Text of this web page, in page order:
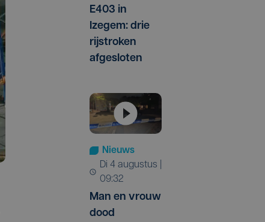
E403 in
Izegem: drie
rijstroken
afgesloten
Nieuws
di 4 augustus |
09:32
Man en vrouw
dood